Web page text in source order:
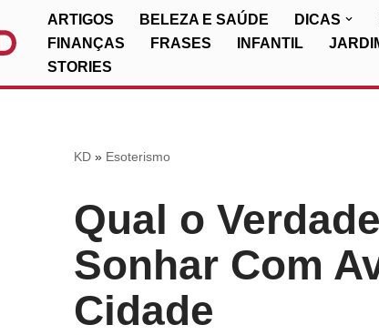
ARTIGOS BELEZA E SAÚDE DICAS
FINANÇAS
FRASES INFANTIL
STORIES
KD» Esoterismo
Qual o
Sonhar Com
Cidade